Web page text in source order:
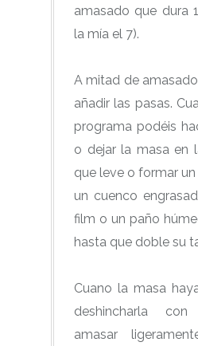
amasado que dura
la mía el 7).
A mitad de
añadir las pasas.
programa podéis
o dejar la masa en
que leve o formar
un cuenco
film o un paño
hasta que doble su
Cuano la masa
deshincharla
amasar